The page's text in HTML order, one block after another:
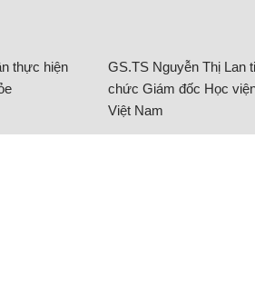
thực hiện
GS.TS Nguyễn Thị Lan
chức Giám đốc Học
Việt Nam